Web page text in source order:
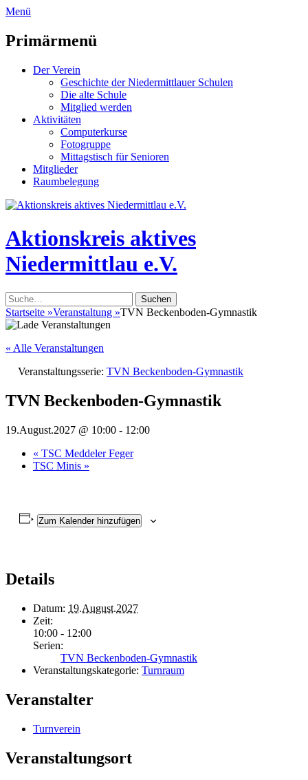
zum
überspringen
Menü
Primärmenü
Der Verein
Geschichte der Niedermittlauer Schulen
Die alte Schule
Mitglied werden
Aktivitäten
Computerkurse
Fotogruppe
Mittagstisch für Senioren
Mitglieder
Raumbelegung
Header
Aktionskreis aktives
Niedermittlau e.V.
Suche
nach:
Startseite »Veranstaltung »TVN Beckenboden-Gymnastik
« Alle Veranstaltungen
Veranstaltungsserie: TVN Beckenboden-Gymnastik
TVN Beckenboden-Gymnastik
19.August.2027 @ 10:00 - 12:00
« TSC Meddeler Feger
TSC Minis »
Zum Kalender hinzufügen
Details
Datum: 19.August.2027
Zeit:
10:00 - 12:00
Serien:
TVN Beckenboden-Gymnastik
Veranstaltungskategorie: Turnraum
Veranstalter
Turnverein
Veranstaltungsort